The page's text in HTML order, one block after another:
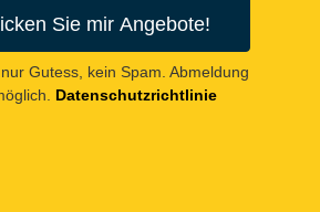
Sie mir Angebote!
Gutess, kein Spam. Abmeldung
Datenschutzrichtlinie